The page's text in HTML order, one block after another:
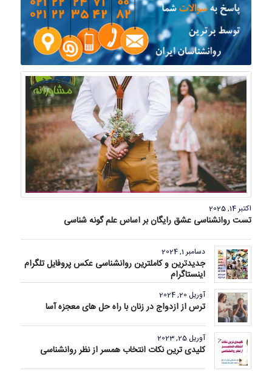
اکتبر 14, 2025
تست روانشناسی عشق رایگان بر اساس علم گونه شناسی
دسامبر 1, 2024
جدیدترین و کاملترین روانشناسی عکس پروفایل تلگرام
اینستاگرام
آوریل 20, 2024
ترس از ازدواج در زنان با راه حل های معجزه آسا
آوریل 25, 2023
کلیدی ترین نکات انتخاب همسر از نظر روانشناسی